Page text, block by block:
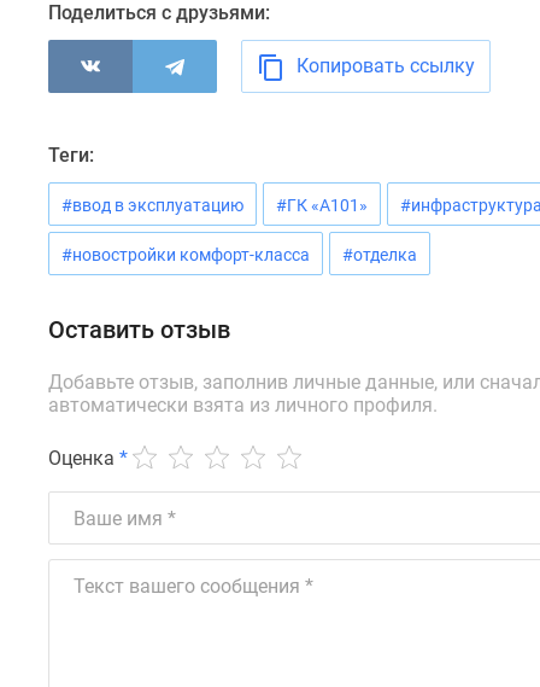
программы
эксперта
Аналитика
Покупателю
Экспертиза
новостроек
проекте
Реклама
Поделиться с друзьями:
Копировать ссылку
Теги:
#ввод в эксплуатацию #ГК «А101» #инфраструктура
#новостройки комфорт-класса #отделка
Оставить отзыв
Добавьте отзыв, заполнив личные данные, или
автоматически взята из личного профиля.
Оценка *